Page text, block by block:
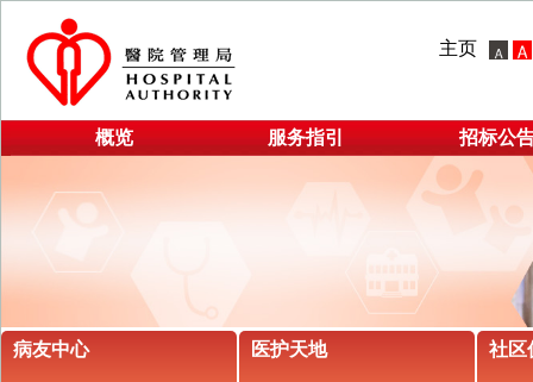
主页
概览 服务指引 招标公
病友中心 医护天地 社区